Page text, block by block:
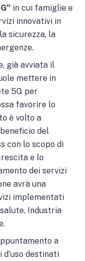
in cui famiglie e
innovativi in
sicurezza, la
già avviata il
mettere in
5G per
favorire lo
è volto a
del
con lo scopo di
e lo
dei servizi
avrà una
implementati
Industria
a
d’uso destinati